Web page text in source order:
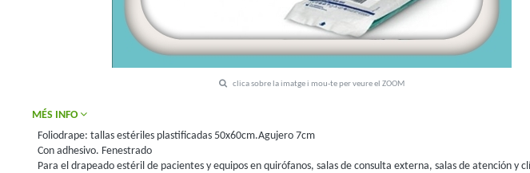
clica sobre la imatge i mou-te per veure el ZOOM
MÉS INFO
Foliodrape: tallas estériles plastificadas 50x60cm.Agujero 7cm
Con adhesivo. Fenestrado
Para el drapeado estéril de pacientes y equipos en quirófanos, salas de consulta externa, salas de atención y